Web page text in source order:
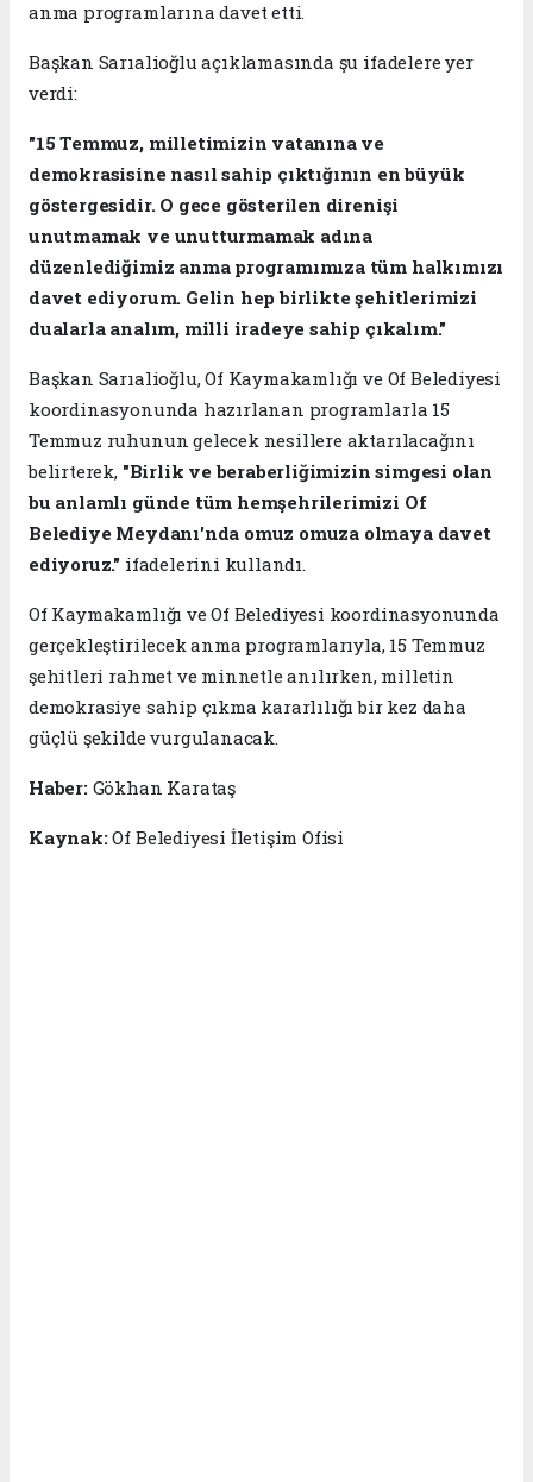
anma programlarına davet etti.
Başkan Sarıalioğlu açıklamasında şu ifadelere yer
verdi:
"15 Temmuz, milletimizin vatanına ve
demokrasisine nasıl sahip çıktığının en büyük
göstergesidir. O gece gösterilen direnişi
unutmamak ve unutturmamak adına
düzenlediğimiz anma programımıza tüm halkımızı
davet ediyorum. Gelin hep birlikte şehitlerimizi
dualarla analım, milli iradeye sahip çıkalım."
Başkan Sarıalioğlu, Of Kaymakamlığı ve Of Belediyesi
koordinasyonunda hazırlanan programlarla 15
Temmuz ruhunun gelecek nesillere aktarılacağını
belirterek, "Birlik ve beraberliğimizin simgesi olan
bu anlamlı günde tüm hemşehrilerimizi Of
Belediye Meydanı'nda omuz omuza olmaya davet
ediyoruz." ifadelerini kullandı.
Of Kaymakamlığı ve Of Belediyesi koordinasyonunda
gerçekleştirilecek anma programlarıyla, 15 Temmuz
şehitleri rahmet ve minnetle anılırken, milletin
demokrasiye sahip çıkma kararlılığı bir kez daha
güçlü şekilde vurgulanacak.
Haber: Gökhan Karataş
Kaynak:Of Belediyesi İletişim Ofisi